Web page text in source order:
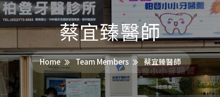
蔡宜臻醫師
Home Team Members 蔡宜臻醫師